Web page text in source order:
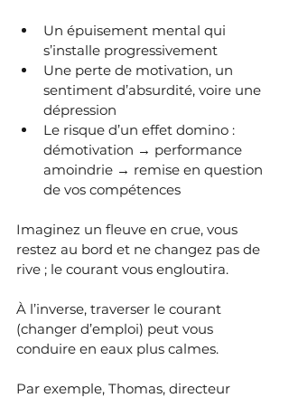
Un épuisement mental qui
s’installe progressivement
Une perte de motivation, un
sentiment d’absurdité, voire une
dépression
Le risque d’un effet domino :
démotivation → performance
amoindrie → remise en question
de vos compétences
Imaginez un fleuve en crue, vous
restez au bord et ne changez pas de
rive ; le courant vous engloutira.
À l’inverse, traverser le courant
(changer d’emploi) peut vous
conduire en eaux plus calmes.
Par exemple, Thomas, directeur